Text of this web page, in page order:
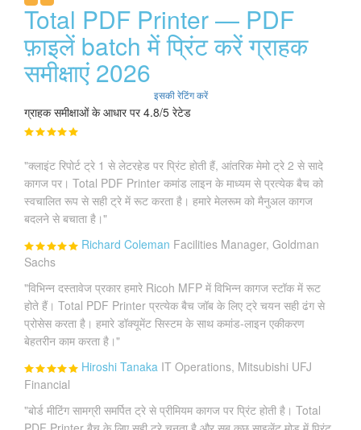
Total PDF Printer — PDF
फ़ाइलें batch में प्रिंट करें ग्राहक
समीक्षाएं 2026
इसकी रेटिंग करें
ग्राहक समीक्षाओं के आधार पर 4.8/5 रेटेड
"क्लाइंट रिपोर्ट ट्रे 1 से लेटरहेड पर प्रिंट होती हैं, आंतरिक मेमो ट्रे 2 से सादे
कागज पर। Total PDF Printer कमांड लाइन के माध्यम से प्रत्येक बैच को
स्वचालित रूप से सही ट्रे में रूट करता है। हमारे मेलरूम को मैनुअल कागज
बदलने से बचाता है।"
Richard Coleman Facilities Manager, Goldman
Sachs
"विभिन्न दस्तावेज प्रकार हमारे Ricoh MFP में विभिन्न कागज स्टॉक में रूट
होते हैं। Total PDF Printer प्रत्येक बैच जॉब के लिए ट्रे चयन सही ढंग से
प्रोसेस करता है। हमारे डॉक्यूमेंट सिस्टम के साथ कमांड-लाइन एकीकरण
बेहतरीन काम करता है।"
Hiroshi Tanaka IT Operations, Mitsubishi UFJ
Financial
"बोर्ड मीटिंग सामग्री समर्पित ट्रे से प्रीमियम कागज पर प्रिंट होती है। Total